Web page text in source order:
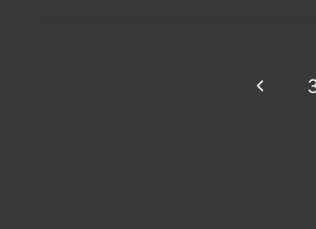
الصفحة